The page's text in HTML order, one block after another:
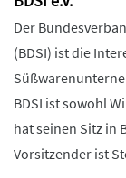
Der
(BDSI) ist die
BDSI ist sowohl
hat seinen Sitz in
Vorsitzender ist